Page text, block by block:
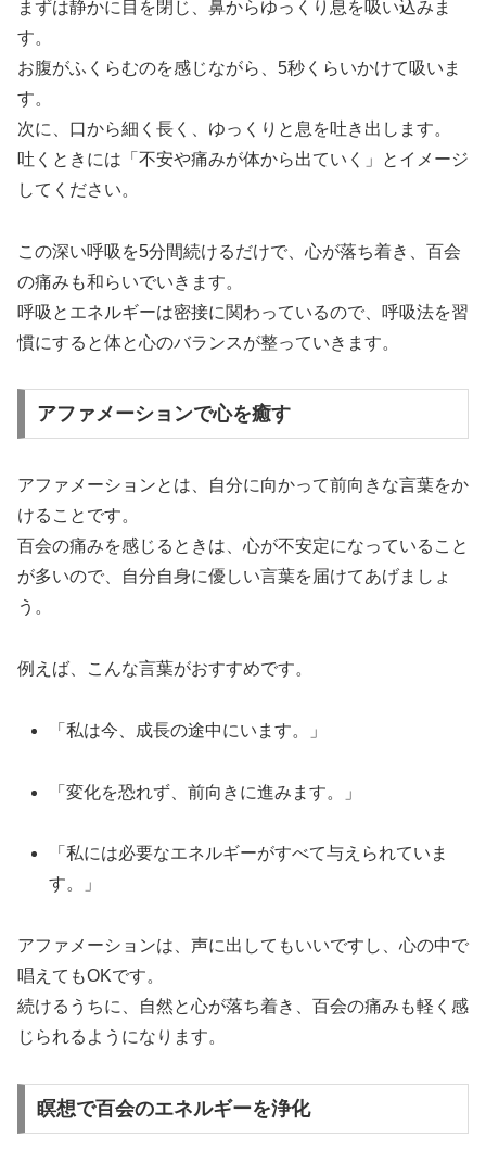
まずは静かに目を閉じ、鼻からゆっくり息を吸い込みま
す。
お腹がふくらむのを感じながら、5秒くらいかけて吸いま
す。
次に、口から細く長く、ゆっくりと息を吐き出します。
吐くときには「不安や痛みが体から出ていく」とイメージ
してください。
この深い呼吸を5分間続けるだけで、心が落ち着き、百会
の痛みも和らいでいきます。
呼吸とエネルギーは密接に関わっているので、呼吸法を習
慣にすると体と心のバランスが整っていきます。
アファメーションで心を癒す
アファメーションとは、自分に向かって前向きな言葉をか
けることです。
百会の痛みを感じるときは、心が不安定になっていること
が多いので、自分自身に優しい言葉を届けてあげましょ
う。
例えば、こんな言葉がおすすめです。
「私は今、成長の途中にいます。」
「変化を恐れず、前向きに進みます。」
「私には必要なエネルギーがすべて与えられていま
す。」
アファメーションは、声に出してもいいですし、心の中で
唱えてもOKです。
続けるうちに、自然と心が落ち着き、百会の痛みも軽く感
じられるようになります。
瞑想で百会のエネルギーを浄化